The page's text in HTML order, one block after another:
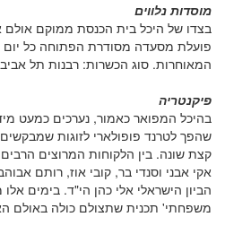
מוסדות נלווים
בצדו של היכל בית הכנסת ממוקם
פועלת מסעדה מסודרת הפתוחה כל יום
המאוחרות. סוג הכשרות: רבנות תל
פיקנטריה
בהיכל המפואר כאמור, נערכים כמעט
שהפך לטרנד פופולארי לזוגות
קצת שונה. בין הלקוחות המרוצים
אקי אבני וסנדי בר, קובי אוז, רותם
הביון הישראלי אלי כהן הי"ד. בימים
משפחתי' תכנית שתצולם כולה באולם